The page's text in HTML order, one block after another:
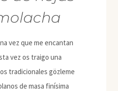
vez que me encantan
vez os traigo una
tradicionales gözleme
de masa finísima